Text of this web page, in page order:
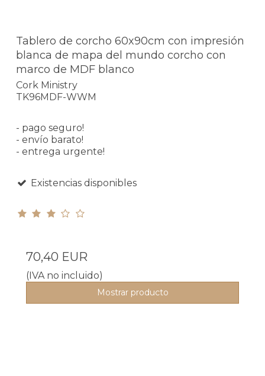
Tablero de corcho 60x90cm con impresión
blanca de mapa del mundo corcho con
marco de MDF blanco
Cork Ministry
TK96MDF-WWM
- pago seguro!
- envío barato!
- entrega urgente!
Existencias disponibles
70,40 EUR
(IVA no incluido)
Mostrar producto